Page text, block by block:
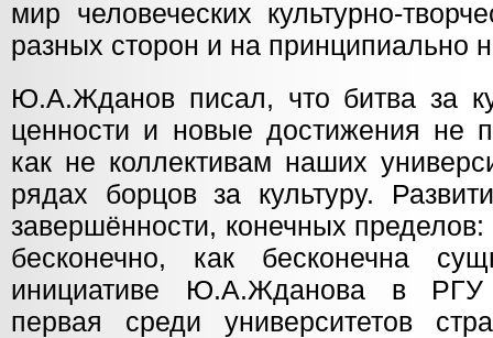
мир человеческих культурно-
разных сторон и на принципиально
Ю.А.Жданов писал, что битва за
ценности и новые достижения не
как не коллективам наших
рядах борцов за культуру.
завершённости, конечных
бесконечно, как бесконечна
инициативе Ю.А.Жданова в РГУ
первая среди университетов